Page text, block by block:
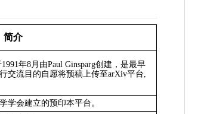
简介
1991年8月由Paul Ginsparg创建，是最早
交流目的自愿将预稿上传至arXiv平台,
学会建立的预印本平台。